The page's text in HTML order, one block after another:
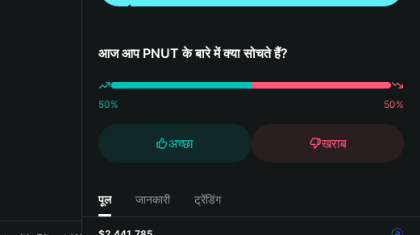
आज आप PNUT के बारे में क्या सोचते हैं?
50% 50%
अच्छा खराब
पूल जानकारी ट्रेंडिंग